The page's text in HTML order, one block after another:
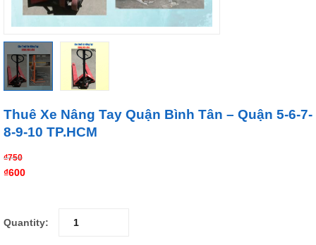
Thuê Xe Nâng Tay Quận Bình Tân – Quận 5-6-7-
8-9-10 TP.HCM
₫750
₫600
Quantity: